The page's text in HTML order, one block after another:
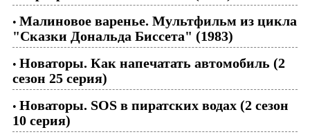
• Малиновое варенье. Мультфильм из цикла
"Сказки Дональда Биссета" (1983)
• Новаторы. Как напечатать автомобиль (2
сезон 25 серия)
• Новаторы. SOS в пиратских водах (2 сезон
10 серия)